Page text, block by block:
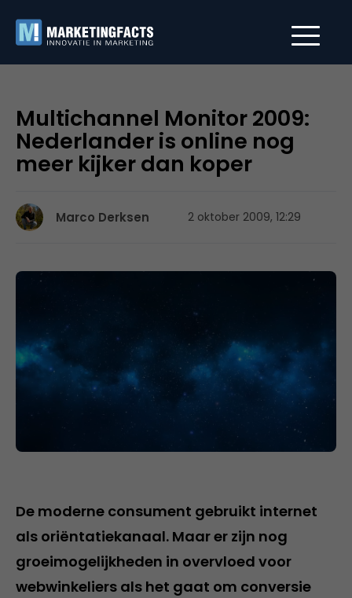
Multichannel Monitor 2009:
Nederlander is online nog
meer kijker dan koper
Marco Derksen 2 oktober 2009, 12:29
De moderne consument gebruikt internet
als oriëntatiekanaal. Maar er zijn nog
groeimogelijkheden in overvloed voor
webwinkeliers als het gaat om conversie